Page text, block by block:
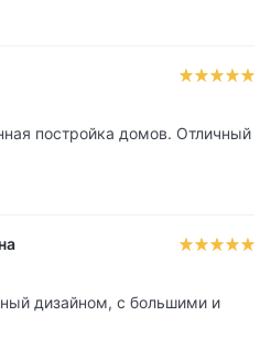
постройка домов. Отличный
дизайном, с большими и